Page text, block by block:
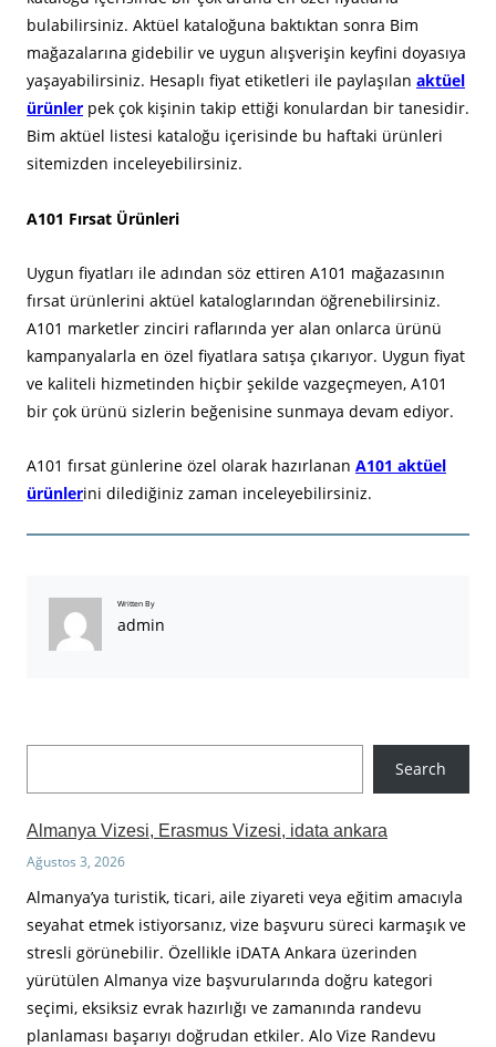
bulabilirsiniz. Aktüel kataloğuna baktıktan sonra Bim
mağazalarına gidebilir ve uygun alışverişin keyfini doyasıya
yaşayabilirsiniz. Hesaplı fiyat etiketleri ile paylaşılan aktüel
ürünler pek çok kişinin takip ettiği konulardan bir tanesidir.
Bim aktüel listesi kataloğu içerisinde bu haftaki ürünleri
sitemizden inceleyebilirsiniz.
A101 Fırsat Ürünleri
Uygun fiyatları ile adından söz ettiren A101 mağazasının
fırsat ürünlerini aktüel kataloglarından öğrenebilirsiniz.
A101 marketler zinciri raflarında yer alan onlarca ürünü
kampanyalarla en özel fiyatlara satışa çıkarıyor. Uygun fiyat
ve kaliteli hizmetinden hiçbir şekilde vazgeçmeyen, A101
bir çok ürünü sizlerin beğenisine sunmaya devam ediyor.
A101 fırsat günlerine özel olarak hazırlanan A101 aktüel
ürünlerini dilediğiniz zaman inceleyebilirsiniz.
Written By
admin
Search
Almanya Vizesi, Erasmus Vizesi, idata ankara
Ağustos 3, 2026
Almanya’ya turistik, ticari, aile ziyareti veya eğitim amacıyla
seyahat etmek istiyorsanız, vize başvuru süreci karmaşık ve
stresli görünebilir. Özellikle iDATA Ankara üzerinden
yürütülen Almanya vize başvurularında doğru kategori
seçimi, eksiksiz evrak hazırlığı ve zamanında randevu
planlaması başarıyı doğrudan etkiler. Alo Vize Randevu